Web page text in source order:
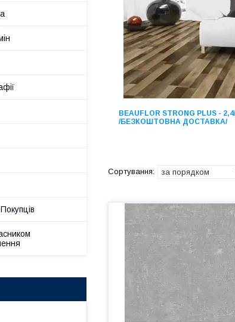
BEAUFLOR STRONG PLUS -
/БЕЗКОШТОВНА ДОСТАВКА/